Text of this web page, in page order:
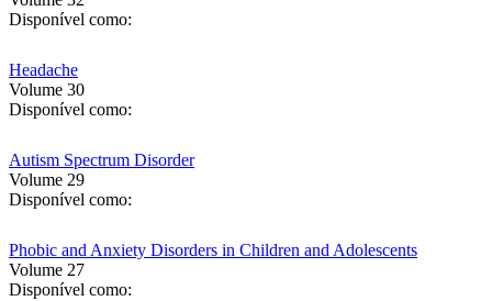
Disponível como:
Headache
Volume 30
Disponível como:
Autism Spectrum Disorder
Volume 29
Disponível como:
Phobic and Anxiety Disorders in Children and Adolescents
Volume 27
Disponível como: